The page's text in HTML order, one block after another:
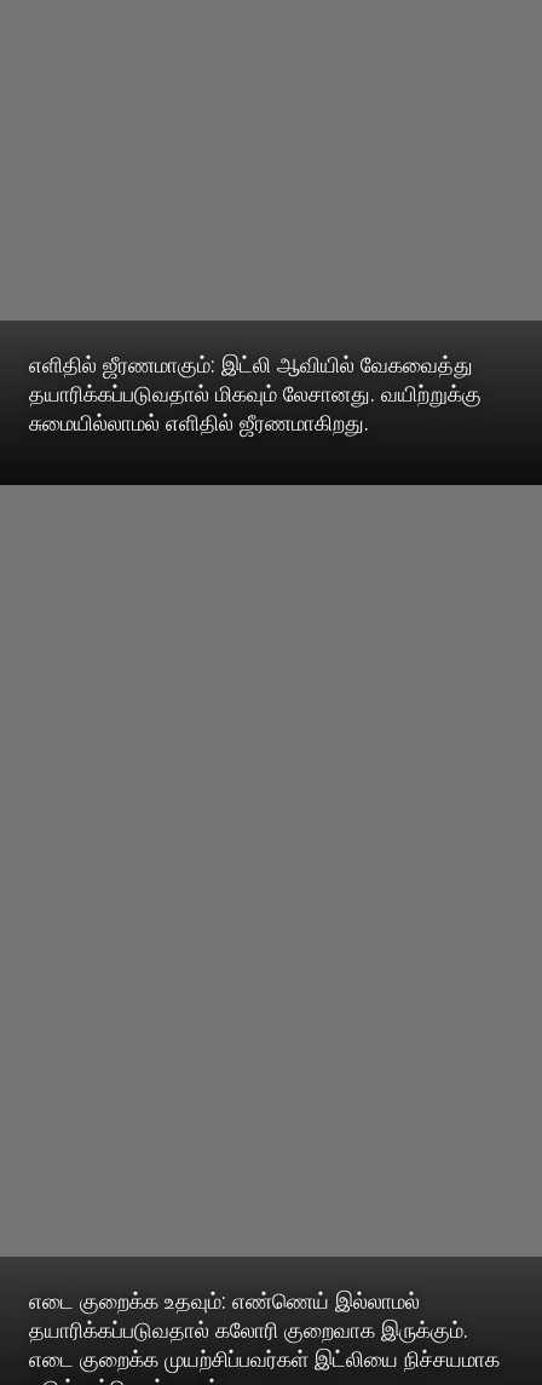
எளிதில் ஜீரணமாகும்: இட்லி ஆவியில் வேகவைத்து
தயாரிக்கப்படுவதால் மிகவும் லேசானது. வயிற்றுக்கு
சுமையில்லாமல் எளிதில் ஜீரணமாகிறது.
எடை குறைக்க உதவும்: எண்ணெய் இல்லாமல்
தயாரிக்கப்படுவதால் கலோரி குறைவாக இருக்கும்.
எடை குறைக்க முயற்சிப்பவர்கள் இட்லியை நிச்சயமாக